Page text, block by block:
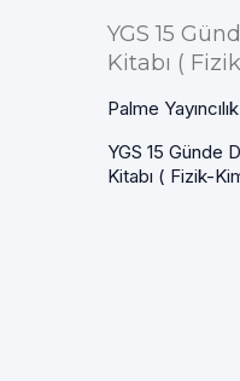
YGS 15
Kitabı (
Palme Yayıncılık
YGS 15 Günde
Kitabı ( Fizik-